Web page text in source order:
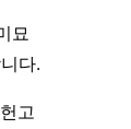
묘
다.
고